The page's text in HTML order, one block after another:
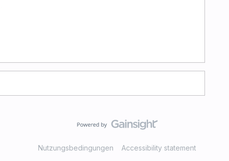
Nutzungsbedingungen Accessibility statement